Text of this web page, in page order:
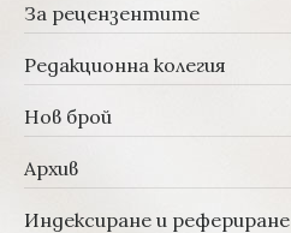
За рецензентите
Редакционна колегия
Нов брой
Архив
Индексиране и рефериране